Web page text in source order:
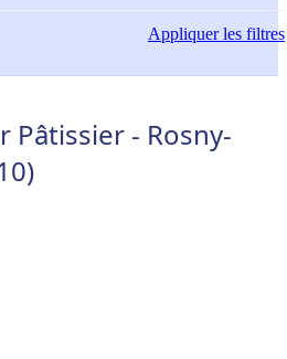
Appliquerles filtres
Pâtissier - Rosny-